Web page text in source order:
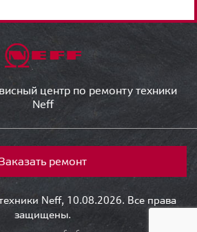
центр по ремонту техники
Neff
ремонт
Neff, 10.08.2026. Все права
защищены.